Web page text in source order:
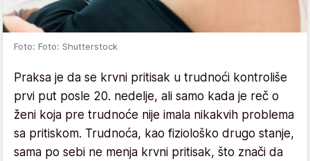
Foto: Foto: Shutterstock
Praksa je da se krvni pritisak u trudnoći kontroliše
prvi put posle 20. nedelje, ali samo kada je reč o
ženi koja pre trudnoće nije imala nikakvih problema
sa pritiskom. Trudnoća, kao fiziološko drugo stanje,
sama po sebi ne menja krvni pritisak, što znači da